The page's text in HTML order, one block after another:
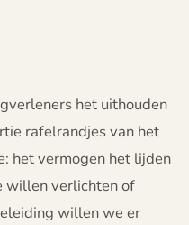
het uithouden
rafelrandjes van het
het vermogen het lijden
willen verlichten of
willen we er